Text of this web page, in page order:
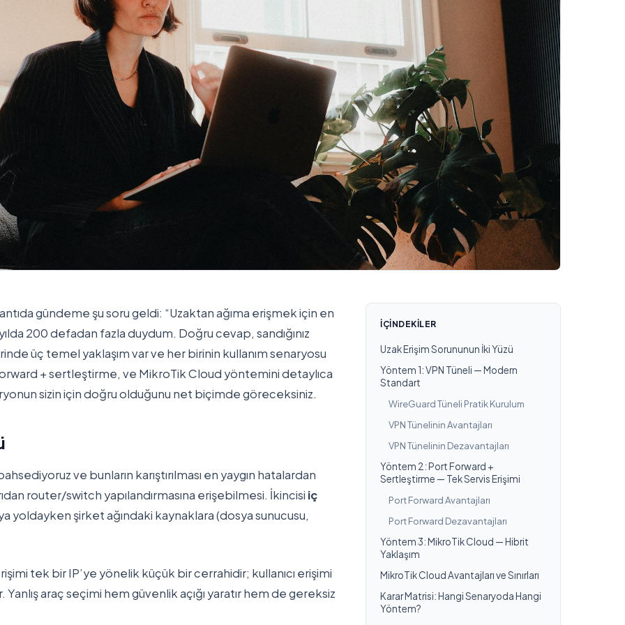
gündeme şu soru geldi: “Uzaktan ağıma erişmek için en
200 defadan fazla duydum. Doğru cevap, sandığınız
üç temel yaklaşım var ve her birinin kullanım senaryosu
+ sertleştirme, ve MikroTik Cloud yöntemini detaylıca
sizin için doğru olduğunu net biçimde göreceksiniz.
ve bunların karıştırılması en yaygın hatalardan
router/switch yapılandırmasına erişebilmesi. İkincisi iç
yoldayken şirket ağındaki kaynaklara (dosya sunucusu,
tek bir IP’ye yönelik küçük bir cerrahidir; kullanıcı erişimi
araç seçimi hem güvenlik açığı yaratır hem de gereksiz
İÇINDEKILER
Uzak Erişim Sorununun İki Yüzü
Yöntem 1: VPN Tüneli — Modern
Standart
WireGuard Tüneli Pratik Kurulum
VPN Tünelinin Avantajları
VPN Tünelinin Dezavantajları
Yöntem 2: Port Forward +
Sertleştirme — Tek Servis Erişimi
Port Forward Avantajları
Port Forward Dezavantajları
Yöntem 3: MikroTik Cloud — Hibrit
Yaklaşım
MikroTik Cloud Avantajları ve Sınırları
Karar Matrisi: Hangi Senaryoda Hangi
Yöntem?